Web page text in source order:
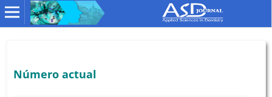
Número actual